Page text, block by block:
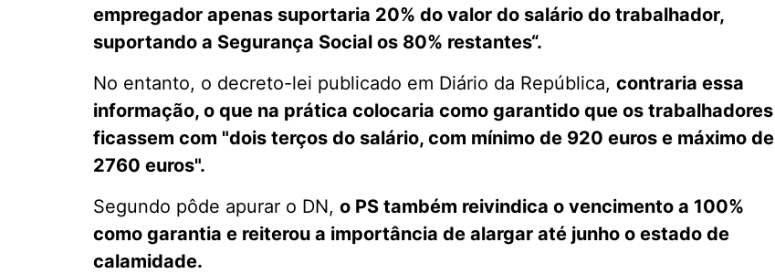
empregador apenas suportaria 20% do valor do salário do trabalhador,
suportando a Segurança Social os 80% restantes“.
No entanto, o decreto-lei publicado em Diário da República, contraria essa
informação, o que na prática colocaria como garantido que os trabalhadores
ficassem com "dois terços do salário, com mínimo de 920 euros e máximo de
2760 euros".
Segundo pôde apurar o DN, o PS também reivindica o vencimento a 100%
como garantia e reiterou a importância de alargar até junho o estado de
calamidade.